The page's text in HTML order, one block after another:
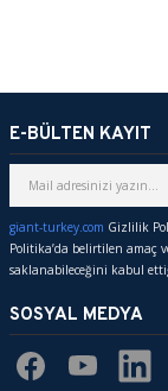
E-BÜLTEN KAYIT
giant-turkey.com Gizlilik
Politika’da belirtilen amaç
saklanabileceğini kabul
SOSYAL MEDYA